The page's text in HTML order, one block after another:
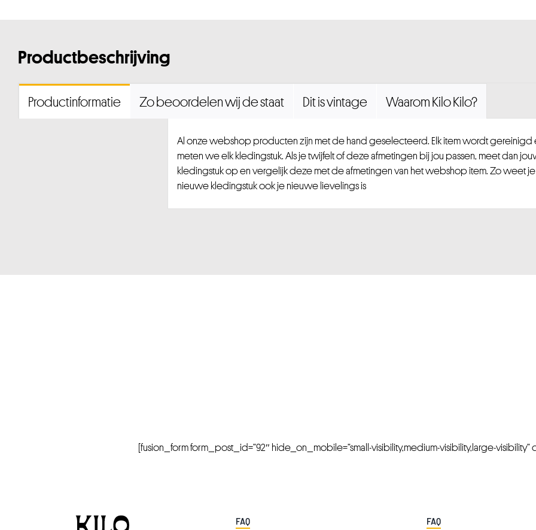
Productbeschrijving
Productinformatie Zo beoordelen wij de staat Dit is vintage Waarom Kilo Kilo?
Al onze webshop producten zijn met de hand geselecteerd. Elk item wordt gereinigd
meten we elk kledingstuk. Als je twijfelt of deze afmetingen bij jou passen, meet dan
kledingstuk op en vergelijk deze met de afmetingen van het webshop item. Zo weet
nieuwe kledingstuk ook je nieuwe lievelings is
[fusion_form form_post_id=”92″ hide_on_mobile=”small-visibility,medium-visibility,large-visibility”
FAQ FAQ